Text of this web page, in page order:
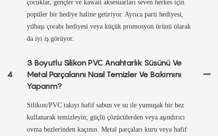
çocuklar, gençler ve kawaii aksesuarları seven herkes için
popüler bir hediye haline getiriyor. Ayrıca parti hediyesi,
yılbaşı çorabı hediyesi veya küçük promosyon ürünü olarak
da iyi iş görüyor.
4
3 Boyutlu Silikon PVC Anahtarlık Süsünü Ve
Metal Parçalarını Nasıl Temizler Ve Bakımını
Yaparım?
Silikon/PVC takıyı hafif sabun ve su ile yumuşak bir bez
kullanarak temizleyin; güçlü çözücülerden veya aşındırıcı
ovma bezlerinden kaçının. Metal parçaları kuru veya hafif